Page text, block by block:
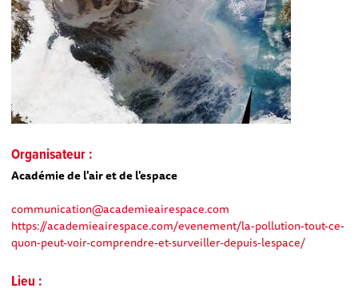
Organisateur :
Académie de l'air et de l'espace
communication@academieairespace.com
https://academieairespace.com/evenement/la-pollution-tout-ce-
quon-peut-voir-comprendre-et-surveiller-depuis-lespace/
Lieu :